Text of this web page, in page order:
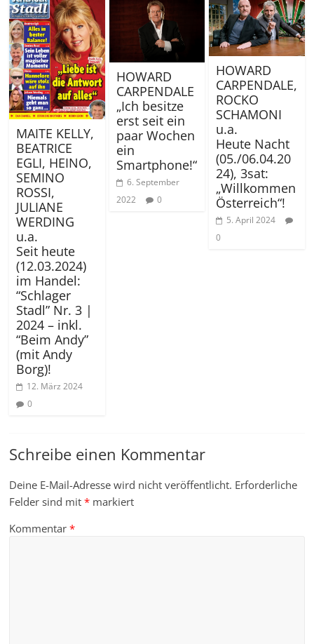
MAITE KELLY,
BEATRICE
EGLI, HEINO,
SEMINO
ROSSI,
JULIANE
WERDING
u.a.
Seit heute
(12.03.2024)
im Handel:
“Schlager
Stadl” Nr. 3 |
2024 – inkl.
“Beim Andy”
(mit Andy
Borg)!
12. März 2024
0
HOWARD
CARPENDALE
„Ich besitze
erst seit ein
paar Wochen
ein
Smartphone!“
6. September
2022
0
HOWARD
CARPENDALE,
ROCKO
SCHAMONI
u.a.
Heute Nacht
(05./06.04.20
24), 3sat:
„Willkommen
Österreich“!
5. April 2024
0
Schreibe einen Kommentar
Deine E-Mail-Adresse wird nicht veröffentlicht. Erforderliche
Felder sind mit* markiert
Kommentar*